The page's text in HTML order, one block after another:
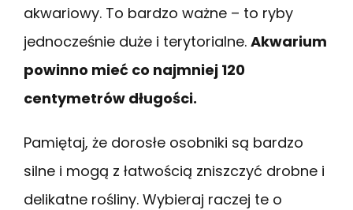
akwariowy. To bardzo ważne – to ryby
jednocześnie duże i terytorialne. Akwarium
powinno mieć co najmniej 120
centymetrów długości.
Pamiętaj, że dorosłe osobniki są bardzo
silne i mogą z łatwością zniszczyć drobne i
delikatne rośliny. Wybieraj raczej te o